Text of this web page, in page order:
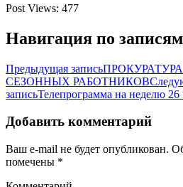
Post Views: 477
Навигация по записям
Предыдущая запись
СЕЗОННЫХ РАБОТНИКОВ
записьТелепрограмма на неделю
Добавить комментарий
Ваш e-mail не будет опубликован.
помечены *